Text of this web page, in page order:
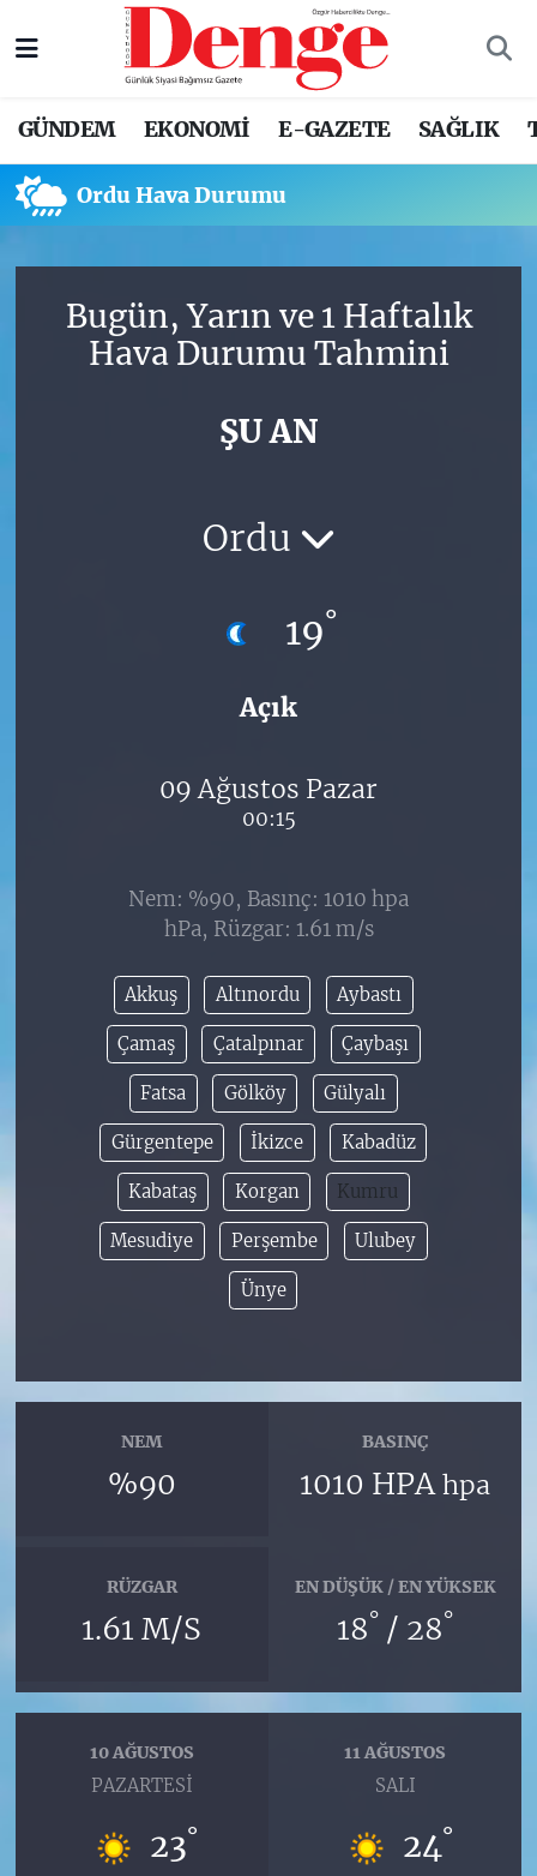
GÜNDEM EKONOMİ E-GAZETE SAĞLIK
Ordu Hava Durumu
Bugün, Yarın ve 1 Haftalık
Hava Durumu Tahmini
ŞU AN
Ordu
19°
Açık
09 Ağustos Pazar
00:15
Nem: %90, Basınç: 1010 hpa
hPa, Rüzgar: 1.61 m/s
Akkuş Altınordu Aybastı
Çamaş Çatalpınar Çaybaşı
Fatsa Gölköy Gülyalı
Gürgentepe İkizce Kabadüz
Kabataş Korgan Kumru
Mesudiye Perşembe Ulubey
Ünye
NEM
%90
BASINÇ
1010 HPAhpa
RÜZGAR
1.61 M/S
EN DÜŞÜK / EN YÜKSEK
18° / 28°
10 AĞUSTOS
PAZARTESI
23°
11 AĞUSTOS
SALI
24°
Nöbetçi Eczaneler
Trafik Durumu
Süper Lig Puan Durumu ve Fikstür
Tüm Manşetler